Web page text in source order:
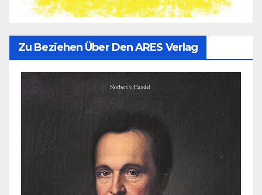
Zu Beziehen Über Den ARES Verlag